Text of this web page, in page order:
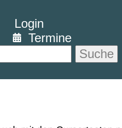
Login
Termine
Suche